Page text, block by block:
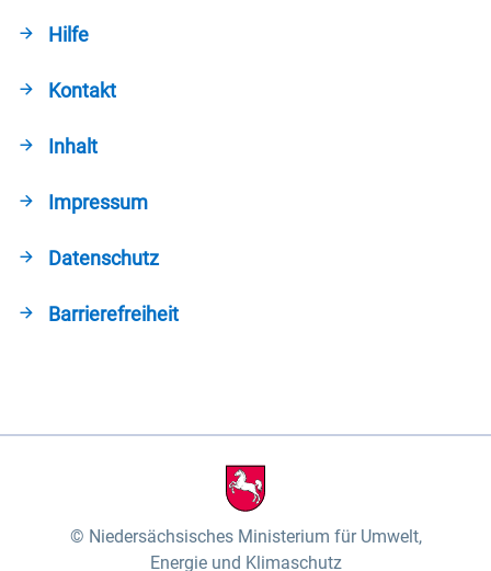
Hilfe
Kontakt
Inhalt
Impressum
Datenschutz
Barrierefreiheit
Niedersächsisches Ministerium für Umwelt,
Energie und Klimaschutz